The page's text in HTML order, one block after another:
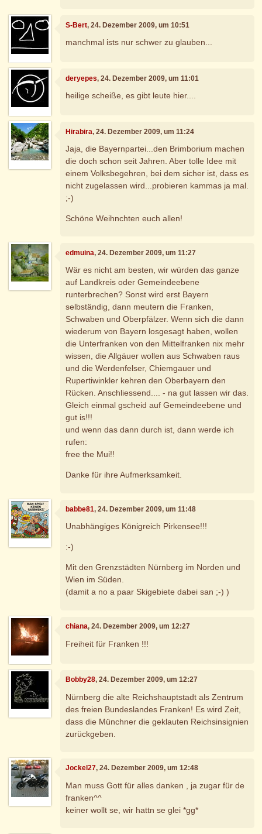
S-Bert, 24. Dezember 2009, um 10:51
manchmal ists nur schwer zu glauben...
deryepes, 24. Dezember 2009, um 11:01
heilige scheiße, es gibt leute hier....
Hirabira, 24. Dezember 2009, um 11:24
Jaja, die Bayernpartei...den Brimborium machen
die doch schon seit Jahren. Aber tolle Idee mit
einem Volksbegehren, bei dem sicher ist, dass es
nicht zugelassen wird...probieren kammas ja mal.
;-)
Schöne Weihnchten euch allen!
edmuina, 24. Dezember 2009, um 11:27
Wär es nicht am besten, wir würden das ganze
auf Landkreis oder Gemeindeebene
runterbrechen? Sonst wird erst Bayern
selbständig, dann meutern die Franken,
Schwaben und Oberpfälzer. Wenn sich die dann
wiederum von Bayern losgesagt haben, wollen
die Unterfranken von den Mittelfranken nix mehr
wissen, die Allgäuer wollen aus Schwaben raus
und die Werdenfelser, Chiemgauer und
Rupertiwinkler kehren den Oberbayern den
Rücken. Anschliessend.... - na gut lassen wir das.
Gleich einmal gscheid auf Gemeindeebene und
gut is!!!
und wenn das dann durch ist, dann werde ich
rufen:
free the Mui!!
Danke für ihre Aufmerksamkeit.
babbe81, 24. Dezember 2009, um 11:48
Unabhängiges Königreich Pirkensee!!!
:-)
Mit den Grenzstädten Nürnberg im Norden und
Wien im Süden.
(damit a no a paar Skigebiete dabei san ;-) )
chiana, 24. Dezember 2009, um 12:27
Freiheit für Franken !!!
Bobby28, 24. Dezember 2009, um 12:27
Nürnberg die alte Reichshauptstadt als Zentrum
des freien Bundeslandes Franken! Es wird Zeit,
dass die Münchner die geklauten Reichsinsignien
zurückgeben.
Jockel27, 24. Dezember 2009, um 12:48
Man muss Gott für alles danken , ja zugar für de
franken^^
keiner wollt se, wir hattn se glei *gg*